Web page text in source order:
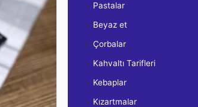
Pastalar
Beyaz et
Çorbalar
Kahvaltı Tarifleri
Kebaplar
Kızartmalar